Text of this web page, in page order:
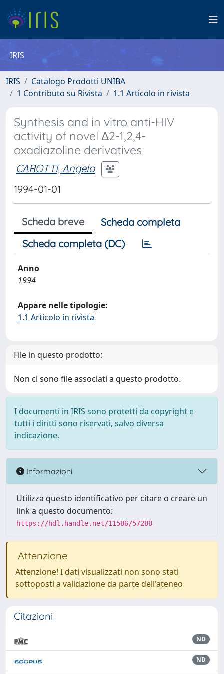
IRIS
IRIS
Catalogo Prodotti UNIBA
1 Contributo su Rivista
1.1 Articolo in rivista
Synthesis and in vitro anti-HIV
activity of novel Δ2-1,2,4-
oxadiazoline derivatives
CAROTTI, Angelo
1994-01-01
Scheda breve
Scheda completa
Scheda completa (DC)
Anno
1994
Appare nelle tipologie:
1.1 Articolo in rivista
File in questo prodotto:
Non ci sono file associati a questo prodotto.
I documenti in IRIS sono protetti da copyright e
tutti i diritti sono riservati, salvo diversa
indicazione.
Informazioni
Utilizza questo identificativo per citare o creare un
link a questo documento:
https://hdl.handle.net/11586/57288
Attenzione
Attenzione! I dati visualizzati non sono stati
sottoposti a validazione da parte dell'ateneo
Citazioni
ND
ND